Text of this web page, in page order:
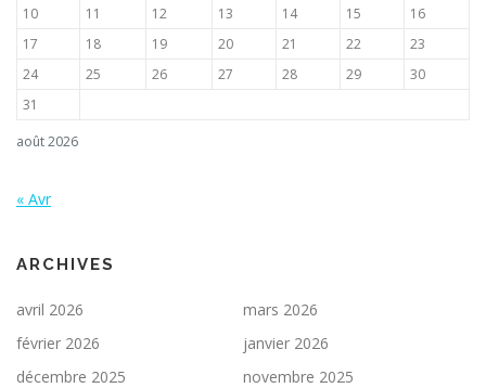
août 2026
10
11 12 13 14 15
16
17
18 19 20 21 22
23
24
25 26 27 28 29
30
31
« Avr
ARCHIVES
avril 2026
mars 2026
février 2026
janvier 2026
décembre 2025
novembre 2025